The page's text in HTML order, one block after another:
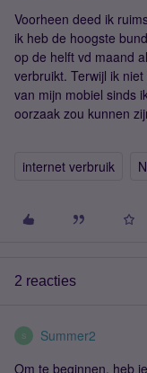
Voorheen deed ik
ik heb de hoogste
op de helft vd maand
verbruikt. Terwijl ik
van mijn mobiel sinds
oorzaak zou kunnen
internet verbruik
2 reacties
S Summer2
Om te beginnen, heb